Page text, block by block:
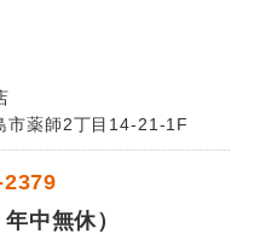
市薬師2丁目14-21-1F
中無休）